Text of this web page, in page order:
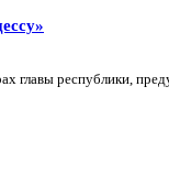
главы республики,